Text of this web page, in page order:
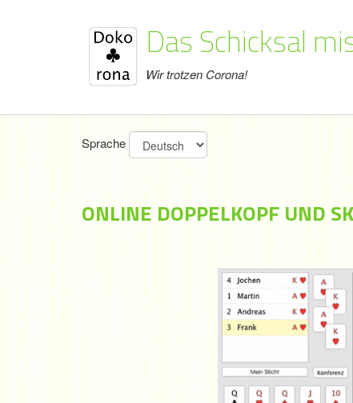
Das Schicksal
Wir trotzen Corona!
Sprache
ONLINE DOPPELKOPF UND